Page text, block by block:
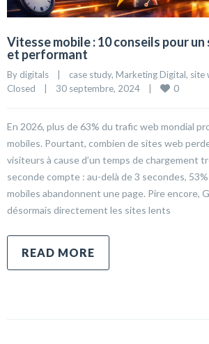
Vitesse mobile : 10 conseils pour
et performant
By digitals | case study, Marketing Digital, site
Closed
| 30 septembre, 2024 | 0
En 2026, plus de 63% du trafic web mondial
mobiles. Pourtant, combien de sites web
visiteurs à cause d’un temps de chargement
seconde compte : au-delà de 3 secondes,
mobiles abandonnent une page. Pire encore,
désormais directement les sites lents
READ MORE